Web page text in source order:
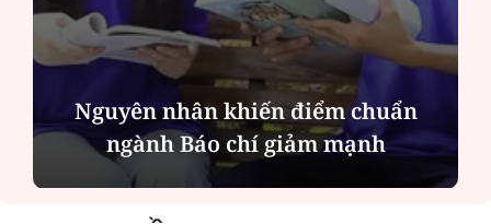
Nguyên nhân khiến điểm chuẩn
ngành Báo chí giảm mạnh